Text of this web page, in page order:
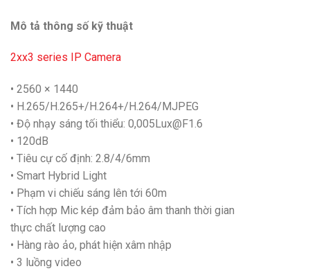
Mô tả thông số kỹ thuật
2xx3 series IP Camera
• 2560 × 1440
• H.265/H.265+/H.264+/H.264/MJPEG
• Độ nhạy sáng tối thiểu: 0,005Lux@F1.6
• 120dB
• Tiêu cự cố định: 2.8/4/6mm
• Smart Hybrid Light
• Phạm vi chiếu sáng lên tới 60m
• Tích hợp Mic kép đảm bảo âm thanh thời gian
thực chất lượng cao
• Hàng rào ảo, phát hiện xâm nhập
• 3 luồng video